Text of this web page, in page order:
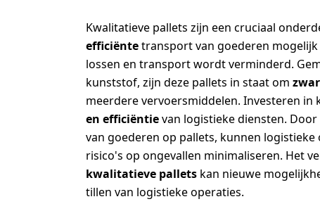
Kwalitatieve pallets zijn een cruciaal
efficiëntetransport van goederen
lossen en transport wordt verminderd.
kunststof, zijn deze pallets in staat om
meerdere vervoersmiddelen. Investeren
en efficiëntievan logistieke diensten.
van goederen op pallets, kunnen
risico's op ongevallen minimaliseren. Het
kwalitatieve pallets kan nieuwe
tillen van logistieke operaties.